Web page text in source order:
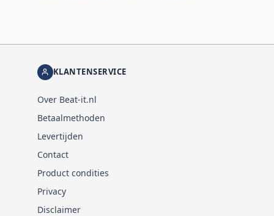
KLANTENSERVICE
Over Beat-it.nl
Betaalmethoden
Levertijden
Contact
Product condities
Privacy
Disclaimer